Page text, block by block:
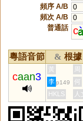
頻序 A/B
0
頻次 A/B
0
普通話 c
粵語音節 & 根據
caan3
黃 周
李 p149
何
HKLS
人